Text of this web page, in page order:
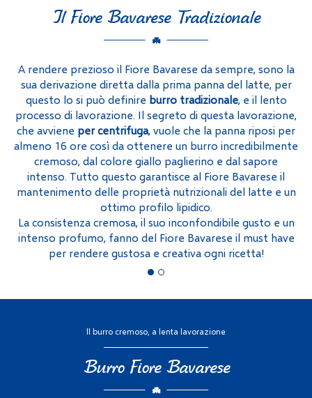
Il Fiore Bavarese Tradizionale
A rendere prezioso il Fiore Bavarese da sempre, sono la
sua derivazione diretta dalla prima panna del latte, per
questo lo si può definire burro tradizionale, e il lento
processo di lavorazione. Il segreto di questa lavorazione,
che avviene per centrifuga, vuole che la panna riposi per
almeno 16 ore così da ottenere un burro incredibilmente
cremoso, dal colore giallo paglierino e dal sapore
intenso. Tutto questo garantisce al Fiore Bavarese il
mantenimento delle proprietà nutrizionali del latte e un
ottimo profilo lipidico.
La consistenza cremosa, il suo inconfondibile gusto e un
intenso profumo, fanno del Fiore Bavarese il must have
per rendere gustosa e creativa ogni ricetta!
Il burro cremoso, a lenta lavorazione
Burro Fiore Bavarese